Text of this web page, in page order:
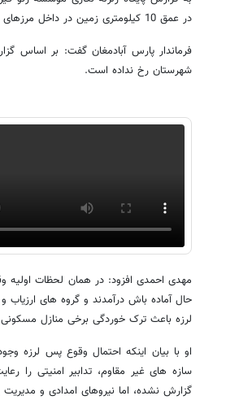
در عمق 10 کیلومتری زمین در داخل مرزهای جمهوری آذربایجان به وقوع پیوسته است.
فرماندار پارس آبادمغان گفت: بر اساس
شهرستان رخ نداده است.
مهدی احمدی افزود: در همان لحظات اولیه
حال آماده باش درآمدند و گروه های
لرزه باعث ترک خوردگی برخی منازل
او با بیان اینکه احتمال وقوع پس لرزه
سازه های غیر مقاوم، تدابیر امنیتی را
گزارش نشده، اما نیروهای امدادی و